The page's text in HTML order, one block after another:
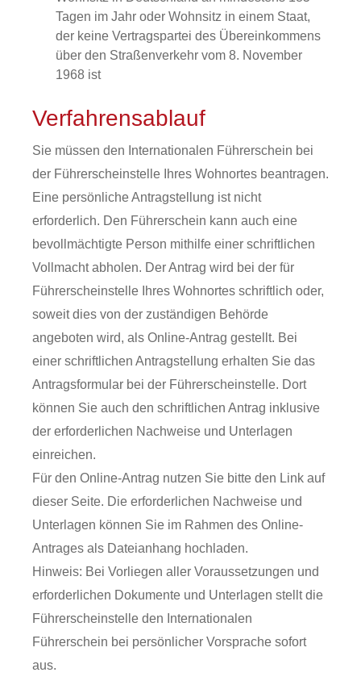
Tagen im Jahroder Wohnsitz in einem Staat,
der keine Vertragspartei des Übereinkommens
über den Straßenverkehr vom 8. November
1968 ist
Verfahrensablauf
Sie müssen den Internationalen Führerschein bei
der Führerscheinstelle Ihres Wohnortes beantragen.
Eine persönliche Antragstellung ist nicht
erforderlich. Den Führerschein kann auch eine
bevollmächtigte Person mithilfe einer schriftlichen
Vollmacht abholen. Der Antrag wird bei der für
Führerscheinstelle Ihres Wohnortes schriftlich oder,
soweit dies von der zuständigen Behörde
angeboten wird, als Online-Antrag gestellt. Bei
einer schriftlichen Antragstellung erhalten Sie das
Antragsformular bei der Führerscheinstelle. Dort
können Sie auch den schriftlichen Antrag inklusive
der erforderlichen Nachweise und Unterlagen
einreichen.
Für den Online-Antrag nutzen Sie bitte den Link auf
dieser Seite. Die erforderlichen Nachweise und
Unterlagen können Sie im Rahmen des Online-
Antrages als Dateianhang hochladen.
Hinweis: Bei Vorliegen aller Voraussetzungen und
erforderlichen Dokumente und Unterlagen stellt die
Führerscheinstelle den Internationalen
Führerschein bei persönlicher Vorsprache sofort
aus.